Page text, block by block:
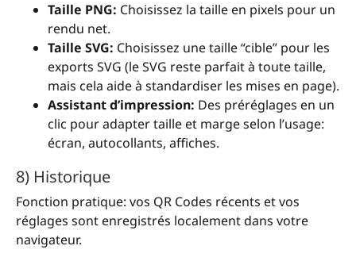
Taille PNG: Choisissez la taille en pixels pour un
rendu net.
Taille SVG: Choisissez une taille “cible” pour les
exports SVG (le SVG reste parfait à toute taille,
mais cela aide à standardiser les mises en page).
Assistant d’impression: Des préréglages en un
clic pour adapter taille et marge selon l’usage:
écran, autocollants, affiches.
8) Historique
Fonction pratique: vos QR Codes récents et vos
réglages sont enregistrés localement dans votre
navigateur.